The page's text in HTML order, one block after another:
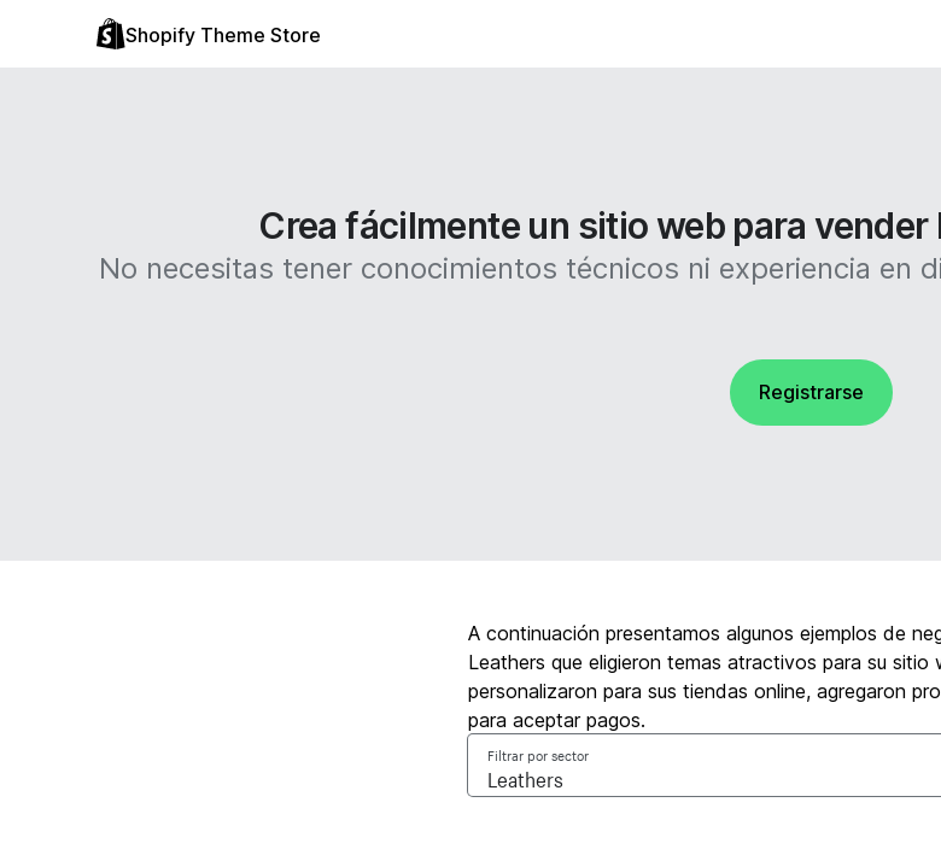
Shopify Theme Store
Crea fácilmente un sitio web para
No necesitas tener conocimientos técnicos ni experiencia en
Registrarse
A continuación presentamos algunos ejemplos de
Leathers que eligieron temas atractivos para su sitio
personalizaron para sus tiendas online, agregaron
para aceptar pagos.
Filtrar por sector